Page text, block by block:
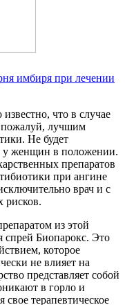
имбиря при лечении
что в случае
пожалуй, лучшим
Не будет
у женщин в положении.
препаратов
при ангине
врач и с
рисков.
из этой
спрей Биопарокс. Это
которое
не влияет на
представляет собой
в горло и
терапевтическое